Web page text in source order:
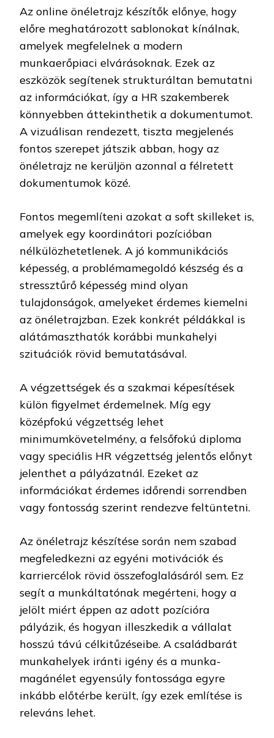
Az online önéletrajz készítők előnye, hogy
előre meghatározott sablonokat kínálnak,
amelyek megfelelnek a modern
munkaerőpiaci elvárásoknak. Ezek az
eszközök segítenek strukturáltan bemutatni
az információkat, így a HR szakemberek
könnyebben áttekinthetik a dokumentumot.
A vizuálisan rendezett, tiszta megjelenés
fontos szerepet játszik abban, hogy az
önéletrajz ne kerüljön azonnal a félretett
dokumentumok közé.
Fontos megemlíteni azokat a soft skilleket is,
amelyek egy koordinátori pozícióban
nélkülözhetetlenek. A jó kommunikációs
képesség, a problémamegoldó készség és a
stressztűrő képesség mind olyan
tulajdonságok, amelyeket érdemes kiemelni
az önéletrajzban. Ezek konkrét példákkal is
alátámaszthatók korábbi munkahelyi
szituációk rövid bemutatásával.
A végzettségek és a szakmai képesítések
külön figyelmet érdemelnek. Míg egy
középfokú végzettség lehet
minimumkövetelmény, a felsőfokú diploma
vagy speciális HR végzettség jelentős előnyt
jelenthet a pályázatnál. Ezeket az
információkat érdemes időrendi sorrendben
vagy fontosság szerint rendezve feltüntetni.
Az önéletrajz készítése során nem szabad
megfeledkezni az egyéni motivációk és
karriercélok rövid összefoglalásáról sem. Ez
segít a munkáltatónak megérteni, hogy a
jelölt miért éppen az adott pozícióra
pályázik, és hogyan illeszkedik a vállalat
hosszú távú célkitűzéseibe. A családbarát
munkahelyek iránti igény és a munka-
magánélet egyensúly fontossága egyre
inkább előtérbe került, így ezek említése is
releváns lehet.